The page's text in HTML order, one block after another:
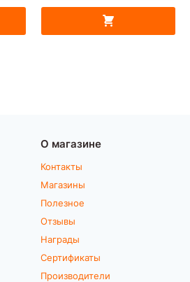
О магазине
Контакты
Магазины
Полезное
Отзывы
Награды
Сертификаты
Производители